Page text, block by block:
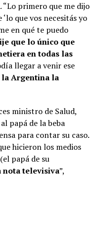
“Lo primero que me dijo
que vos necesitás yo
en qué te puedo
que lo único que
en todas las
llegar a venir ese
la Argentina la
ministro de Salud,
papá de la beba
para contar su caso.
hicieron los medios
(el papá de su
nota televisiva”,